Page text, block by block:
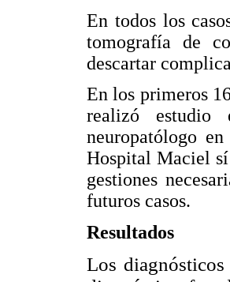
En todos los
tomografía de
descartar
En los primeros
realizó estudio
neuropatólogo
Hospital Maciel
gestiones
futuros casos.
Resultados
Los